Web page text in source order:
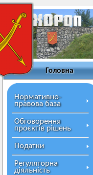
Головна
Нормативно-
правова база
Обговорення
проєктів рішень
Податки
Регуляторна
діяльність